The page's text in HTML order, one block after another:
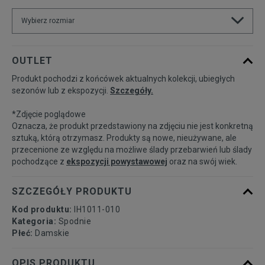
Wybierz rozmiar
XS
Powiadom o
M
Powiadom o
dostępności
dostępności
OUTLET
Produkt pochodzi z końcówek aktualnych kolekcji, ubiegłych
sezonów lub z ekspozycji. Szczegóły.
*Zdjęcie poglądowe
Oznacza, że produkt przedstawiony na zdjęciu nie jest konkretną
sztuką, którą otrzymasz. Produkty są nowe, nieużywane, ale
przecenione ze względu na możliwe ślady przebarwień lub ślady
pochodzące z ekspozycji powystawowej oraz na swój wiek.
SZCZEGÓŁY PRODUKTU
Kod produktu:
IH1011-010
Kategoria: Spodnie
Płeć: Damskie